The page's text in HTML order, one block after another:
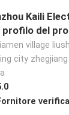
Kaili
profilo del
village
city